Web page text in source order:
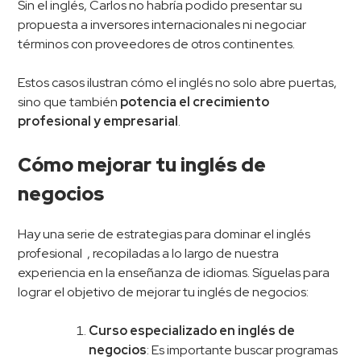
Sin el inglés, Carlos no habría podido presentar su
propuesta a inversores internacionales ni negociar
términos con proveedores de otros continentes.
Estos casos ilustran cómo el inglés no solo abre puertas,
sino que también potencia el crecimiento
profesional y empresarial.
Cómo mejorar tu inglés de
negocios
Hay una serie de estrategias para dominar el inglés
profesional , recopiladas a lo largo de nuestra
experiencia en la enseñanza de idiomas. Síguelas para
lograr el objetivo de mejorar tu inglés de negocios:
Curso especializado en inglés de
negocios: Es importante buscar programas